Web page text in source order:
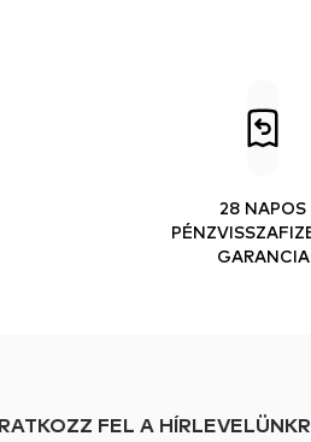
28 NAPOS
GARANCIA
IRATKOZZ FEL A